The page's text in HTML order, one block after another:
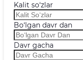
Kalit so‘zlar
Bo‘lgan davr dan
Davr gacha